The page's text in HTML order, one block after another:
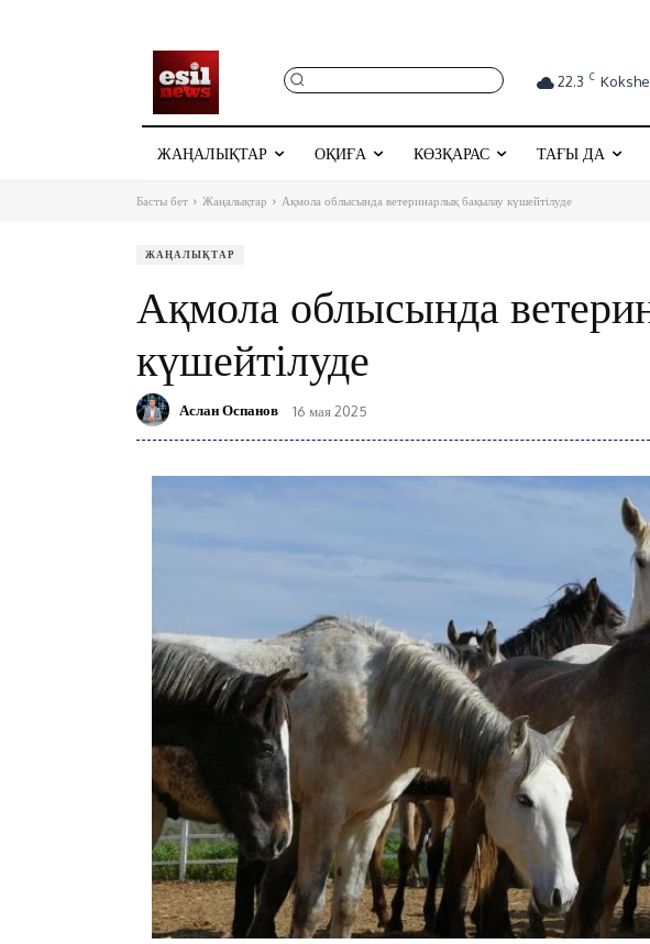
22.3 C
ЖАҢАЛЫҚТАР ОҚИҒА КӨЗҚАРАС ТАҒЫ ДА
Басты бет Жаңалықтар Ақмола облысында ветеринарлық бақылау күшейтілуде
ЖАҢАЛЫҚТАР
Ақмола облысында
күшейтілуде
Аслан Оспанов 16 мая 2025